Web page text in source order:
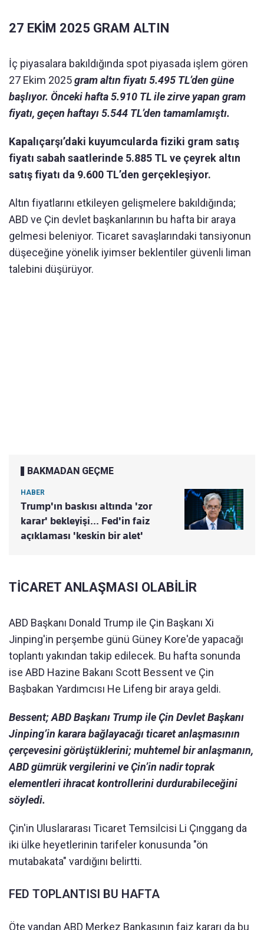
27 EKİM 2025 GRAM ALTIN
İç piyasalara bakıldığında spot piyasada işlem gören
27 Ekim 2025gram altın fiyatı 5.495 TL’den güne
başlıyor. Önceki hafta 5.910 TL ile zirve yapan gram
fiyatı, geçen haftayı 5.544 TL’den tamamlamıştı.
Kapalıçarşı’daki kuyumcularda fiziki gram satış
fiyatı sabah saatlerinde 5.885 TL ve çeyrek altın
satış fiyatı da 9.600 TL’den gerçekleşiyor.
Altın fiyatlarını etkileyen gelişmelere bakıldığında;
ABD ve Çin devlet başkanlarının bu hafta bir araya
gelmesi beleniyor. Ticaret savaşlarındaki tansiyonun
düşeceğine yönelik iyimser beklentiler güvenli liman
talebini düşürüyor.
BAKMADAN GEÇME
HABER
Trump'ın baskısı altında 'zor
karar' bekleyişi... Fed'in faiz
açıklaması 'keskin bir alet'
TİCARET ANLAŞMASI OLABİLİR
ABD Başkanı Donald Trump ile Çin Başkanı Xi
Jinping'in perşembe günü Güney Kore'de yapacağı
toplantı yakından takip edilecek. Bu hafta sonunda
ise ABD Hazine Bakanı Scott Bessent ve Çin
Başbakan Yardımcısı He Lifeng bir araya geldi.
Bessent; ABD Başkanı Trump ile Çin Devlet Başkanı
Jinping’in karara bağlayacağı ticaret anlaşmasının
çerçevesini görüştüklerini; muhtemel bir anlaşmanın,
ABD gümrük vergilerini ve Çin’in nadir toprak
elementleri ihracat kontrollerini durdurabileceğini
söyledi.
Çin'in Uluslararası Ticaret Temsilcisi Li Çınggang da
iki ülke heyetlerinin tarifeler konusunda "ön
mutabakata" vardığını belirtti.
FED TOPLANTISI BU HAFTA
Öte yandan ABD Merkez Bankasının faiz kararı da bu